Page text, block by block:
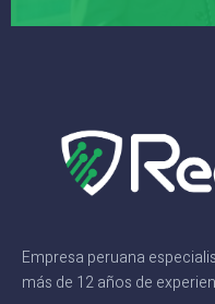
Empresa peruana
más de 12 años de